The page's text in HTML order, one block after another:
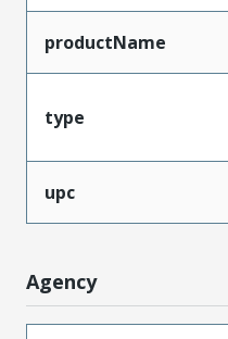
productName
type
upc
Agency